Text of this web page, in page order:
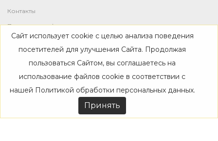
Контакты
Политика конфиденциальности
Магазин
Каталог
Дизайнерам
Акции
Сайт использует cookie с целью анализа поведения
посетителей для улучшения Сайта. Продолжая
пользоваться Сайтом, вы соглашаетесь на
использование файлов cookie в соответствии с
нашей Политикой обработки персональных данных.
Принять